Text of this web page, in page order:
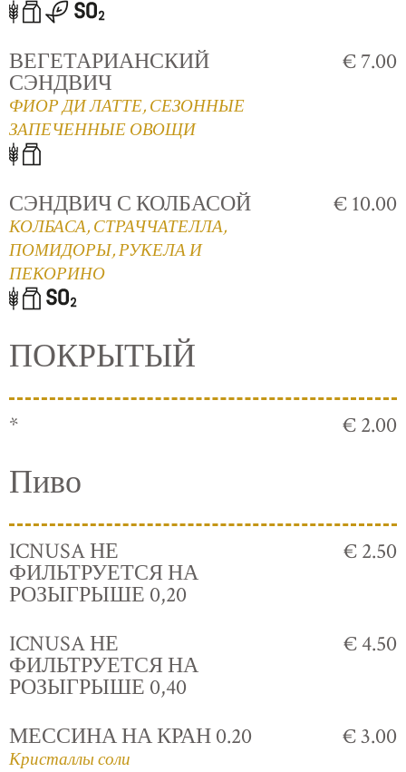
ВЕГЕТАРИАНСКИЙ
СЭНДВИЧ
ФИОР ДИ ЛАТТЕ, СЕЗОННЫЕ
ЗАПЕЧЕННЫЕ ОВОЩИ
€ 7.00
СЭНДВИЧ С КОЛБАСОЙ
КОЛБАСА, СТРАЧЧАТЕЛЛА,
ПОМИДОРЫ, РУКЕЛА И
ПЕКОРИНО
€ 10.00
ПОКРЫТЫЙ
* € 2.00
Пиво
ICNUSA НЕ
ФИЛЬТРУЕТСЯ НА
РОЗЫГРЫШЕ 0,20
€ 2.50
ICNUSA НЕ
ФИЛЬТРУЕТСЯ НА
РОЗЫГРЫШЕ 0,40
€ 4.50
МЕССИНА НА КРАН 0.20
Кристаллы соли
€ 3.00